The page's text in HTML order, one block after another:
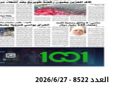
العدد 8522 - 2026/6/27